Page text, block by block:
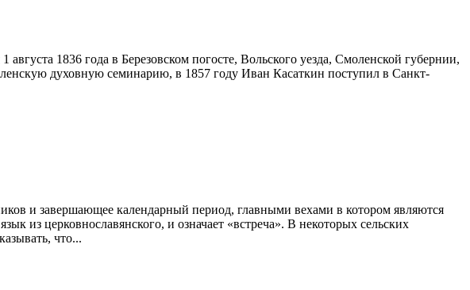
1836 года в Березовском погосте, Вольского уезда, Смоленской губернии,
духовную семинарию, в 1857 году Иван Касаткин поступил в Санкт-
и завершающее календарный период, главными вехами в котором являются
из церковнославянского, и означает «встреча». В некоторых сельских
что...